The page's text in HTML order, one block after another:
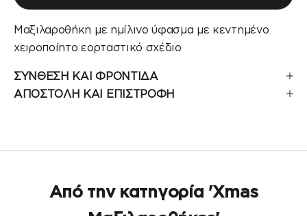
Μαξιλαροθήκη με ημίλινο ύφασμα με κεντημένο
χειροποίητο εορταστικό σχέδιο
ΣΥΝΘΕΣΗ ΚΑΙ ΦΡΟΝΤΙΔΑ
ΑΠΟΣΤΟΛΗ ΚΑΙ ΕΠΙΣΤΡΟΦΗ
Από την κατηγορία 'Xmas